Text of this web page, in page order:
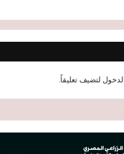
لتضيف تعليقاً.